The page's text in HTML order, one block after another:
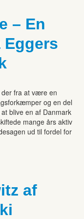
– En
fra at være en
og en del
blive en af Danmark
mange års aktiv
ud til fordel for
af